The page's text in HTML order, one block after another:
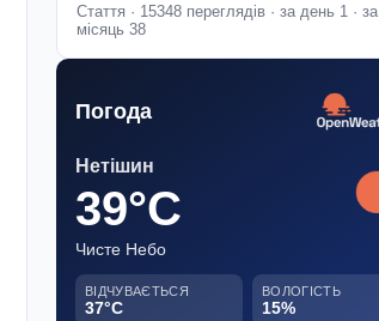
Стаття · 15348 переглядів · за день 1 · за
місяць 38
Погода
Нетішин
39°C
Чисте Небо
ВІДЧУВАЄТЬСЯ
37°C
ВОЛОГІСТЬ
15%